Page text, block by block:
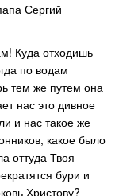
Сергий
Куда отходишь
по водам
тем же путем она
нас это дивное
и нас такое же
какое было
оттуда Твоя
бури и
Христову?